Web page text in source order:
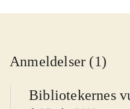
Anmeldelser (1)
Bibliotekernes